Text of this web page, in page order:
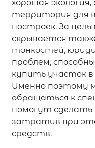
хорошая экология,
территория для
построек. За
скрывается
тонкостей,
проблем,
купить участок
Именно поэтому
обращаться к
помогут сделать
затратив при
средств.